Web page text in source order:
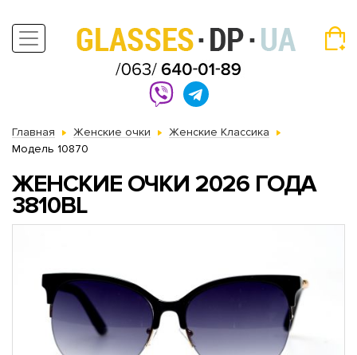
Главная Женские очки
Женские Классика
Модель 10870
ЖЕНСКИЕ ОЧКИ 2026 ГОДА
3810BL